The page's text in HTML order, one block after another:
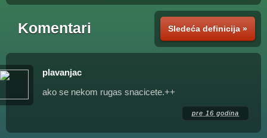
Sledeća definicija »
Komentari
plavanjac
ako se nekom rugas snacicete.++
pre 16 godina